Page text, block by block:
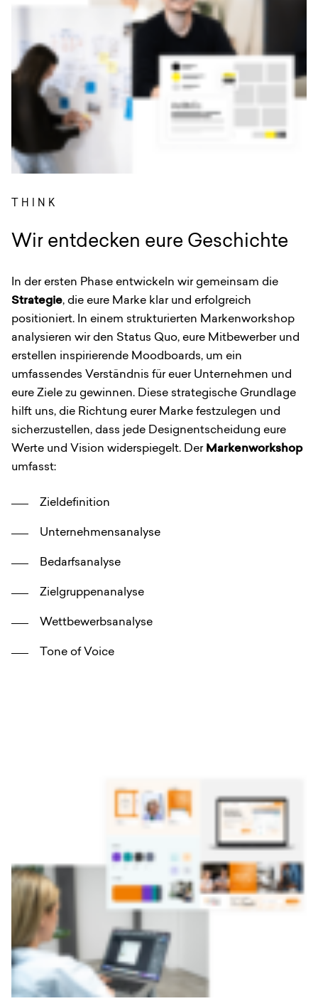
THINK
:Wir entdecken eure Geschichte
In der ersten Phase entwickeln wir gemeinsam die
Strategie, die eure Marke klar und erfolgreich
positioniert. In einem strukturierten Markenworkshop
analysieren wir den Status Quo, eure Mitbewerber und
erstellen inspirierende Moodboards, um ein
umfassendes Verständnis für euer Unternehmen und
eure Ziele zu gewinnen. Diese strategische Grundlage
hilft uns, die Richtung eurer Marke festzulegen und
sicherzustellen, dass jede Designentscheidung eure
Werte und Vision widerspiegelt. Der Markenworkshop
umfasst:
Zieldefinition
Unternehmensanalyse
Bedarfsanalyse
Zielgruppenanalyse
Wettbewerbsanalyse
Tone of Voice